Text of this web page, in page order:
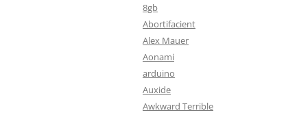
8gb
Abortifacient
Alex Mauer
Aonami
arduino
Auxide
Awkward Terrible